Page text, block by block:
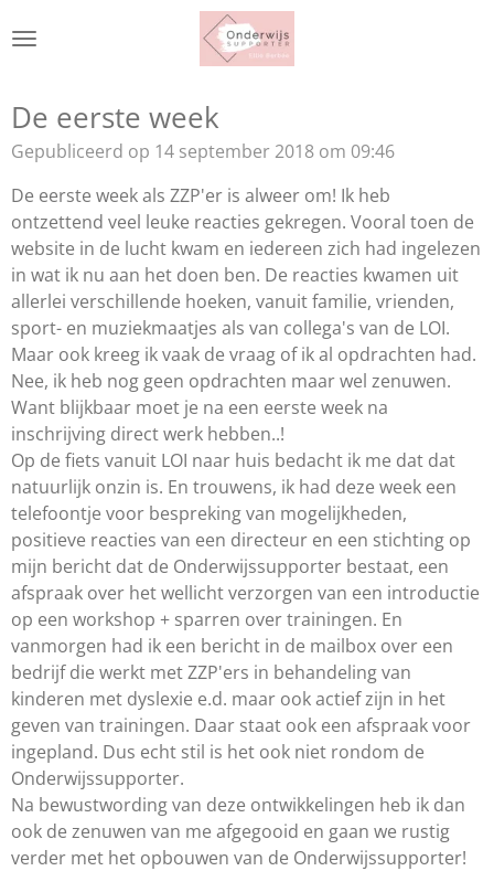
direct
hoofdinhoud
De eerste week
Gepubliceerd op 14 september 2018 om 09:46
De eerste week als ZZP'er is alweer om! Ik heb
ontzettend veel leuke reacties gekregen. Vooral toen de
website in de lucht kwam en iedereen zich had ingelezen
in wat ik nu aan het doen ben. De reacties kwamen uit
allerlei verschillende hoeken, vanuit familie, vrienden,
sport- en muziekmaatjes als van collega's van de LOI.
Maar ook kreeg ik vaak de vraag of ik al opdrachten had.
Nee, ik heb nog geen opdrachten maar wel zenuwen.
Want blijkbaar moet je na een eerste week na
inschrijving direct werk hebben..!
Op de fiets vanuit LOI naar huis bedacht ik me dat dat
natuurlijk onzin is. En trouwens, ik had deze week een
telefoontje voor bespreking van mogelijkheden,
positieve reacties van een directeur en een stichting op
mijn bericht dat de Onderwijssupporter bestaat, een
afspraak over het wellicht verzorgen van een introductie
op een workshop + sparren over trainingen. En
vanmorgen had ik een bericht in de mailbox over een
bedrijf die werkt met ZZP'ers in behandeling van
kinderen met dyslexie e.d. maar ook actief zijn in het
geven van trainingen. Daar staat ook een afspraak voor
ingepland. Dus echt stil is het ook niet rondom de
Onderwijssupporter.
Na bewustwording van deze ontwikkelingen heb ik dan
ook de zenuwen van me afgegooid en gaan we rustig
verder met het opbouwen van de Onderwijssupporter!